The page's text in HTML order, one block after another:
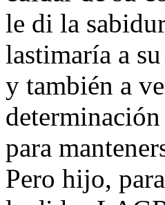
le di la
lastimaría a su
y también a
determinación
para
Pero hijo,